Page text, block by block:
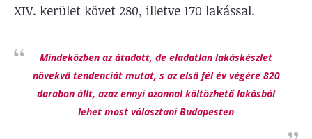
XIV. kerület követ 280, illetve 170 lakással.
Mindeközben az átadott, de eladatlan lakáskészlet
növekvő tendenciát mutat, s az első fél év végére 820
darabon állt, azaz ennyi azonnal költözhető lakásból
lehet most választani Budapesten